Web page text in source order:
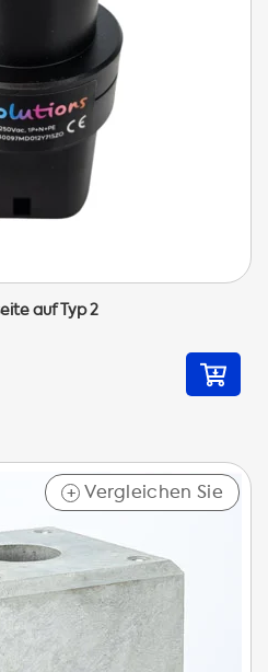
auf Typ 2
+ Vergleichen Sie